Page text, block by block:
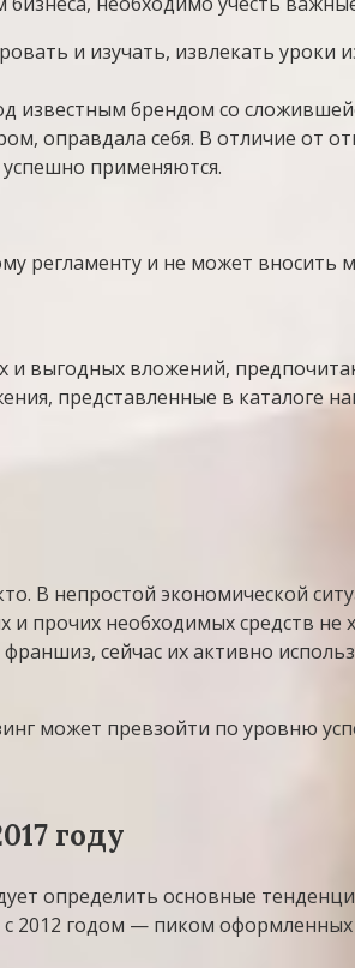
и изучать, извлекать
известным брендом со
оправдала себя. В отличие от
применяются.
регламенту и не может
выгодных вложений,
представленные в каталоге
В непростой экономической
прочих необходимых средств
сейчас их активно
может превзойти по уровню
году
определить основные
2012 годом — пиком